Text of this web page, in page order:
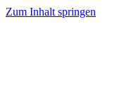
Zum Inhalt springen